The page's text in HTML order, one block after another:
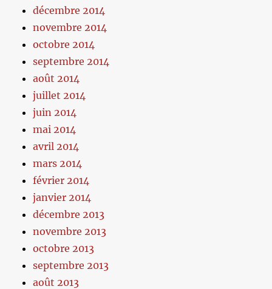
décembre 2014
novembre 2014
octobre 2014
septembre 2014
août 2014
juillet 2014
juin 2014
mai 2014
avril 2014
mars 2014
février 2014
janvier 2014
décembre 2013
novembre 2013
octobre 2013
septembre 2013
août 2013